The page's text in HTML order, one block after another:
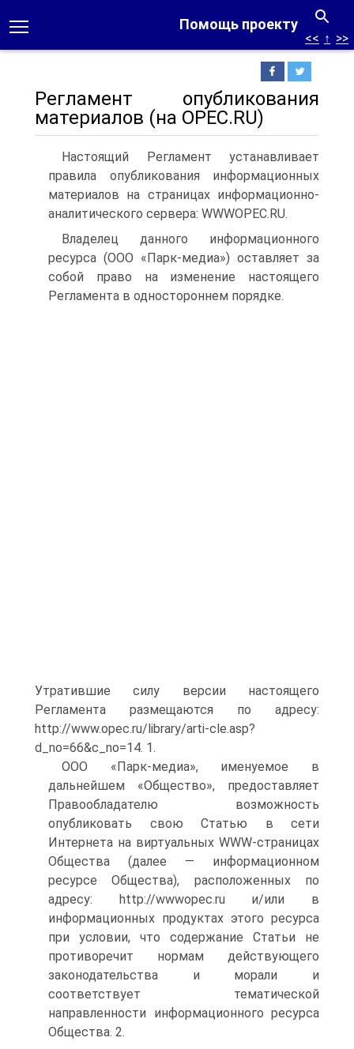
Помощь проекту
<< ↑ >>
Регламент опубликования
материалов (на OPEC.RU)
Настоящий Регламент устанавливает
правила опубликования информационных
материалов на страницах информационно-
аналитического сервера: WWWOPEC.RU.
Владелец данного информационного
ресурса (ООО «Парк-медиа») оставляет за
собой право на изменение настоящего
Регламента в одностороннем порядке.
Утратившие силу версии настоящего
Регламента размещаются по адресу:
http://www.opec.ru/library/arti-cle.asp?
d_no=66&c_no=14. 1.
ООО «Парк-медиа», именуемое в
дальнейшем «Общество», предоставляет
Правообладателю возможность
опубликовать свою Статью в сети
Интернета на виртуальных WWW-страницах
Общества (далее — информационном
ресурсе Общества), расположенных по
адресу: http://wwwopec.ru и/или в
информационных продуктах этого ресурса
при условии, что содержание Статьи не
противоречит нормам действующего
законодательства и морали и
соответствует тематической
направленности информационного ресурса
Общества. 2.